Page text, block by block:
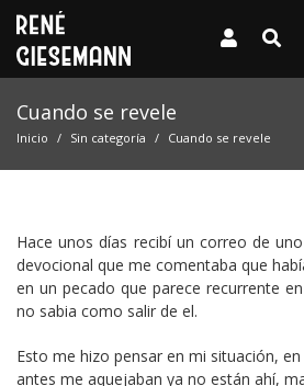
Cuando se revele
Inicio Sin categoría Cuando se revele
Hace unos días recibí un correo de
devocional que me comentaba que
en un pecado que parece recurrente
no sabia como salir de el.
Esto me hizo pensar en mi situación,
antes me aquejaban ya no están ahí,